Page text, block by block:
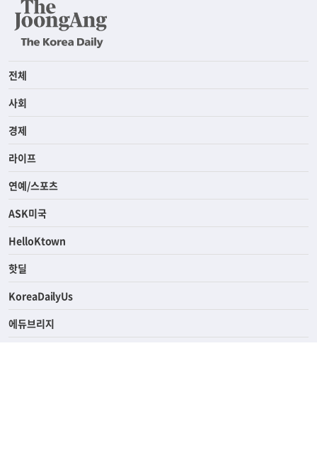
전체
사회
경제
라이프
연예/스포츠
ASK미국
HelloKtown
핫딜
KoreaDailyUs